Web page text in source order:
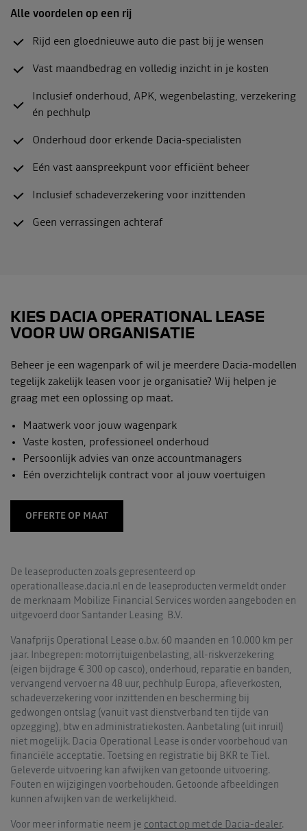
Alle voordelen op een rij
Rijd een gloednieuwe auto die past bij je wensen
Vast maandbedrag en volledig inzicht in je kosten
Inclusief onderhoud, APK, wegenbelasting, verzekering
én pechhulp
Onderhoud door erkende Dacia-specialisten
Eén vast aanspreekpunt voor efficiënt beheer
Inclusief schadeverzekering voor inzittenden
Geen verrassingen achteraf
KIES DACIA OPERATIONAL LEASE
VOOR UW ORGANISATIE
Beheer je een wagenpark of wil je meerdere Dacia-modellen
tegelijk zakelijk leasen voor je organisatie? Wij helpen je
graag met een oplossing op maat.
Maatwerk voor jouw wagenpark
Vaste kosten, professioneel onderhoud
Persoonlijk advies van onze accountmanagers
Eén overzichtelijk contract voor al jouw voertuigen
OFFERTE OP MAAT
De leaseproducten zoals gepresenteerd op
operationallease.dacia.nl en de leaseproducten vermeldt onder
de merknaam Mobilize Financial Services worden aangeboden en
uitgevoerd door Santander Leasing B.V.
Vanafprijs Operational Lease o.b.v. 60 maanden en 10.000 km per
jaar. Inbegrepen: motorrijtuigenbelasting, all-riskverzekering
(eigen bijdrage € 300 op casco), onderhoud, reparatie en banden,
vervangend vervoer na 48 uur, pechhulp Europa, afleverkosten,
schadeverzekering voor inzittenden en bescherming bij
gedwongen ontslag (vanuit vast dienstverband ten tijde van
opzegging), btw en administratiekosten. Aanbetaling (uit inruil)
niet mogelijk. Dacia Operational Lease is onder voorbehoud van
financiële acceptatie. Toetsing en registratie bij BKR te Tiel.
Geleverde uitvoering kan afwijken van getoonde uitvoering.
Fouten en wijzigingen voorbehouden. Getoonde afbeeldingen
kunnen afwijken van de werkelijkheid.
Voor meer informatie neem je contact op met de Dacia-dealer.